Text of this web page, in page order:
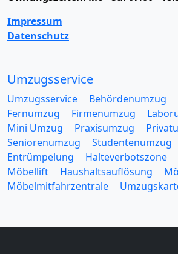
Impressum
Datenschutz
Umzugsservice
Umzugsservice Behördenumzug
Fernumzug
Firmenumzug
Mini Umzug
Praxisumzug
Seniorenumzug
Studentenumzug
Entrümpelung
Halteverbotszone
Möbellift
Haushaltsauflösung
Möbelmitfahrzentrale